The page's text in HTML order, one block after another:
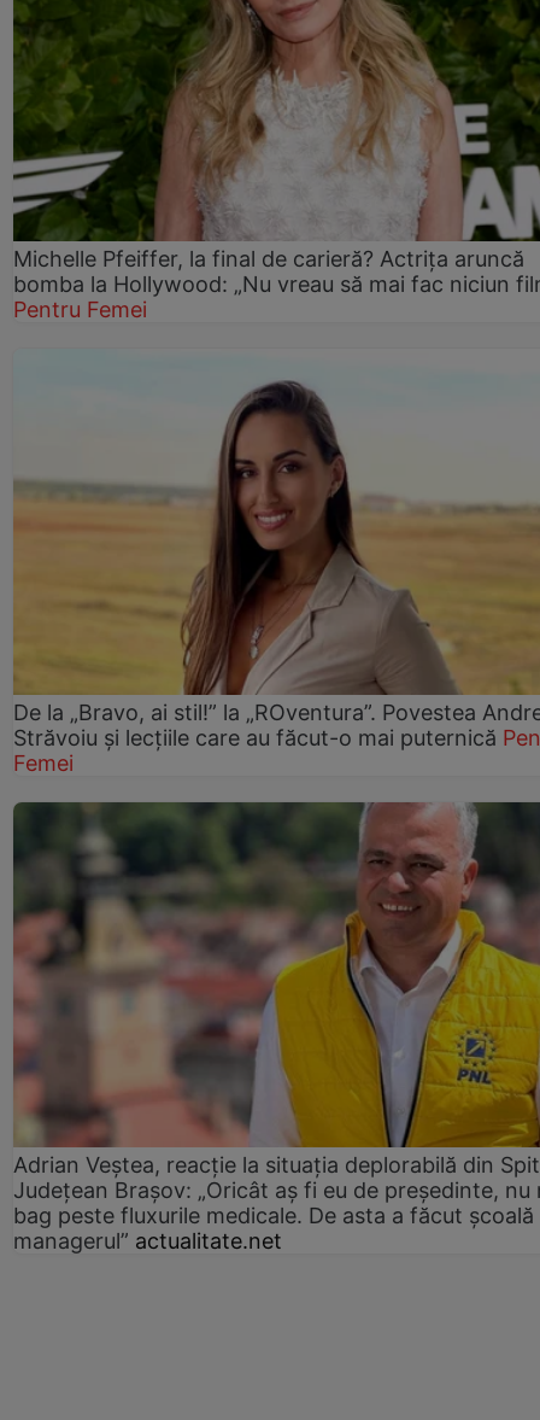
Michelle Pfeiffer, la final de carieră? Actrița aruncă
bomba la Hollywood: „Nu vreau să mai fac niciun
Pentru Femei
De la „Bravo, ai stil!” la „ROventura”. Povestea
Străvoiu și lecțiile care au făcut-o mai puternică
Femei
Adrian Veștea, reacție la situația deplorabilă din
Județean Brașov: „Oricât aș fi eu de președinte, nu
bag peste fluxurile medicale. De asta a făcut școală
managerul” actualitate.net